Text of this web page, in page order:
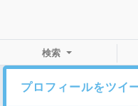
検索
プロフィールをツイ